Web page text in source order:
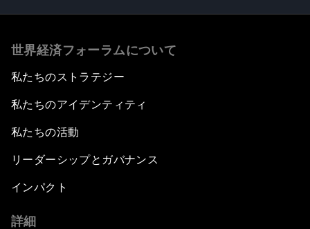
世界経済フォーラムについて
私たちのストラテジー
私たちのアイデンティティ
私たちの活動
リーダーシップとガバナンス
インパクト
詳細